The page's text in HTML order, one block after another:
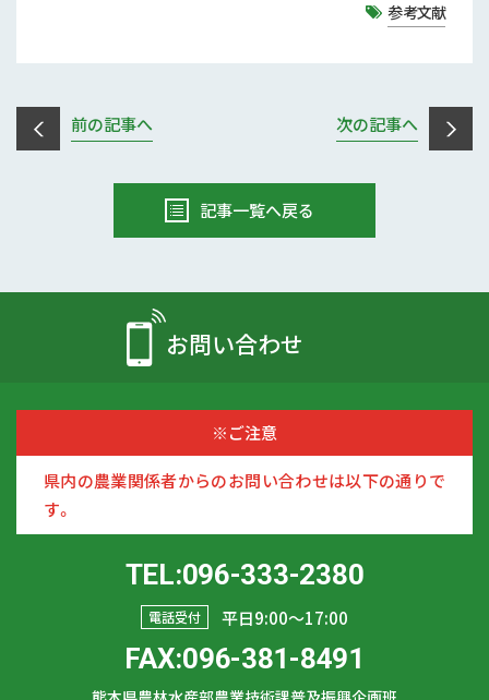
参考文献
前の記事へ 次の記事へ
記事一覧へ戻る
お問い合わせ
※ご注意
県内の農業関係者からのお問い合わせは以下の通りで
す。
TEL:096-333-2380
電話受付 平日9:00〜17:00
FAX:096-381-8491